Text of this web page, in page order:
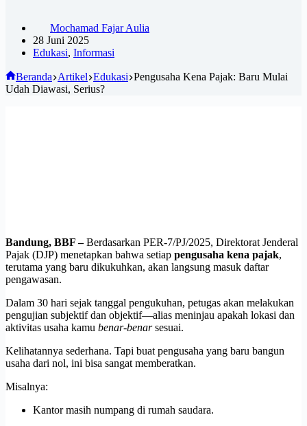
Mochamad Fajar Aulia
28 Juni 2025
Edukasi, Informasi
Beranda Artikel Edukasi Pengusaha Kena Pajak: Baru Mulai
Udah Diawasi, Serius?
Bandung, BBF –Berdasarkan PER-7/PJ/2025, Direktorat Jenderal
Pajak (DJP) menetapkan bahwa setiap pengusaha kena pajak,
terutama yang baru dikukuhkan, akan langsung masuk daftar
pengawasan.
Dalam 30 hari sejak tanggal pengukuhan, petugas akan melakukan
pengujian subjektif dan objektif—alias meninjau apakah lokasi dan
aktivitas usaha kamu benar-benarsesuai.
Kelihatannya sederhana. Tapi buat pengusaha yang baru bangun
usaha dari nol, ini bisa sangat memberatkan.
Misalnya:
Kantor masih numpang di rumah saudara.